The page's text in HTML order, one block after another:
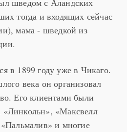
шведом с Аландских
тогда и входящих сейчас
мама - шведкой из
в 1899 году уже в Чикаго.
века он организовал
Его клиентами были
«Максвелл
и многие